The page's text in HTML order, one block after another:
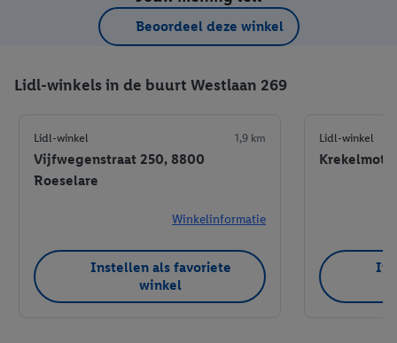
Beoordeel deze winkel
Lidl-winkels in de buurt Westlaan 269
Lidl-winkel 1,9 km
Vijfwegenstraat 250, 8800
Roeselare
Winkelinformatie
Instellen als favoriete
winkel
Lidl-winkel